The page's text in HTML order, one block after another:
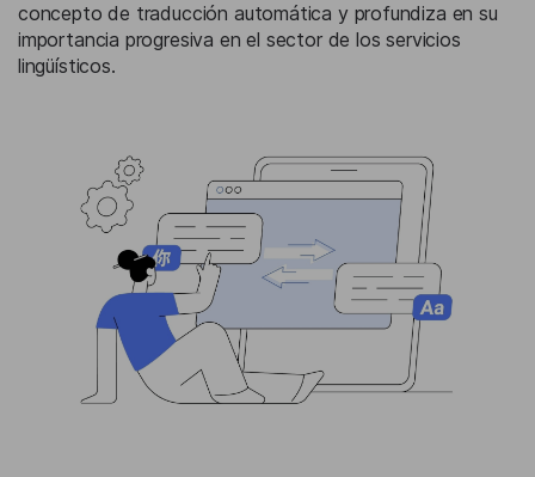
concepto de traducción automática y profundiza en su
importancia progresiva en el sector de los servicios
lingüísticos.